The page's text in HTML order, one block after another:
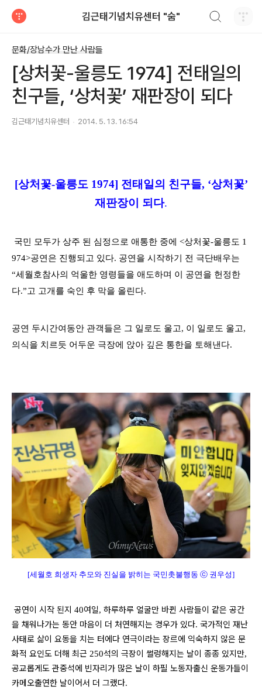
김근태기념치유센터 "숨"
문화/장남수가 만난 사람들
[상처꽃-울릉도 1974] 전태일의
친구들, ‘상처꽃’ 재판장이 되다
김근태기념치유센터 2014. 5. 13. 16:54
[상처꽃-울릉도 1974] 전태일의 친구들, ‘상처꽃’
재판장이 되다.
국민 모두가 상주 된 심정으로 애통한 중에 <상처꽃-울릉도 1
974>공연은 진행되고 있다. 공연을 시작하기 전 극단배우는
“세월호참사의 억울한 영령들을 애도하며 이 공연을 헌정한
다.”고 고개를 숙인 후 막을 올린다.
공연 두시간여동안 관객들은 그 일로도 울고, 이 일로도 울고,
의식을 치르듯 어두운 극장에 앉아 깊은 통한을 토해낸다.
[세월호 희생자 추모와 진실을 밝히는 국민촛불행동 ⓒ 권우성]
공연이 시작 된지 40여일, 하루하루 얼굴만 바뀐 사람들이 같은 공간
을 채워나가는 동안 마음이 더 처연해지는 경우가 있다. 국가적인 재난
사태로 삶이 요동을 치는 터에다 연극이라는 장르에 익숙하지 않은 문
화적 요인도 더해 최근 250석의 극장이 썰렁해지는 날이 종종 있지만,
공교롭게도 관중석에 빈자리가 많은 날이 하필 노동자출신 운동가들이
카메오출연한 날이어서 더 그랬다.